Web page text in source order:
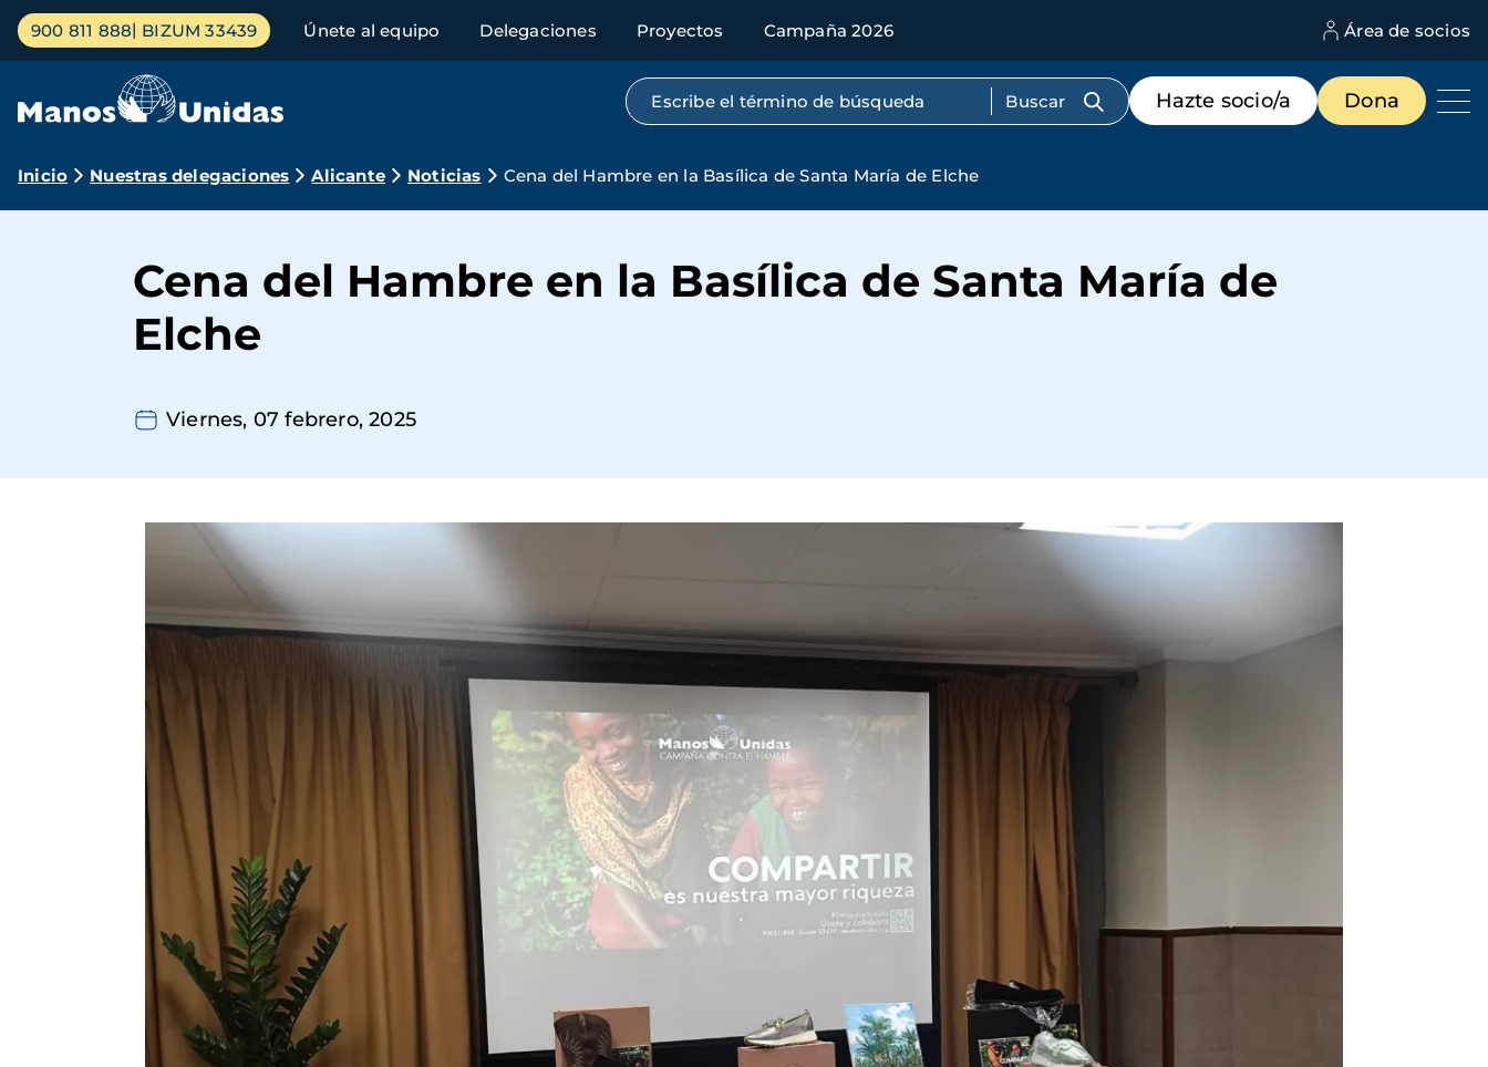
Pasar
contenido
Menú
principal
900 811 888 BIZUM 33439 Únete al equipo Delegaciones Proyectos Campaña 2026 Área de socios
Búsqueda por texto completo
Menú
de
destacados
Hazte socio/a Dona
Ruta
navegación
Inicio Nuestras delegaciones Alicante Noticias Cena del Hambre en la Basílica de Santa María de Elche
Cena del Hambre en la Basílica de Santa María de
Elche
Viernes, 07 febrero, 2025